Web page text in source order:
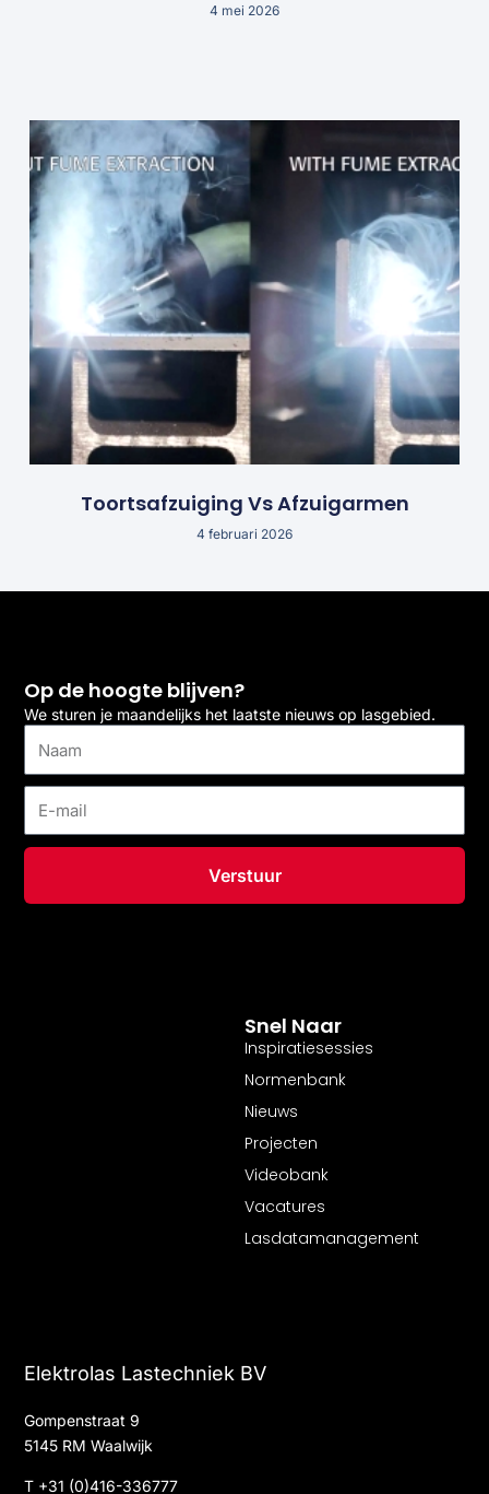
4 mei 2026
Toortsafzuiging Vs Afzuigarmen
4 februari 2026
Elektrolas Lastechniek BV
Gompenstraat 9
5145 RM Waalwijk
T +31 (0)416-336777
Snel Naar
Inspiratiesessies
Normenbank
Nieuws
Projecten
Videobank
Vacatures
Lasdatamanagement
Op de hoogte blijven?
We sturen je maandelijks het laatste nieuws op lasgebied.
mail
Verstuur